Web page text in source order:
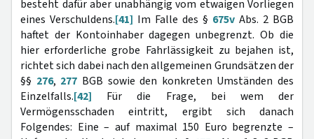
besteht dafür aber unabhängig vom etwaigen Vorliegen
eines Verschuldens.[41] Im Falle des § 675v Abs. 2 BGB
haftet der Kontoinhaber dagegen unbegrenzt. Ob die
hier erforderliche grobe Fahrlässigkeit zu bejahen ist,
richtet sich dabei nach den allgemeinen Grundsätzen der
§§ 276, 277 BGB sowie den konkreten Umständen des
Einzelfalls.[42] Für die Frage, bei wem der
Vermögensschaden eintritt, ergibt sich danach
Folgendes: Eine – auf maximal 150 Euro begrenzte –